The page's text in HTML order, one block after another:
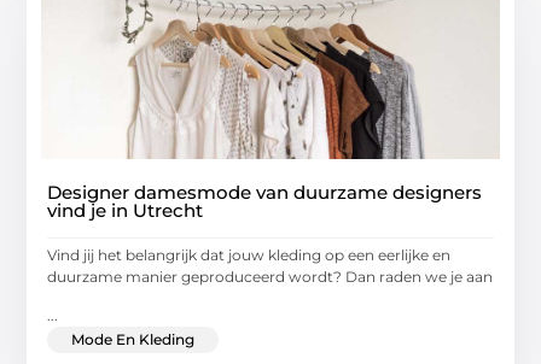
Designer damesmode van duurzame designers
vind je in Utrecht
Vind jij het belangrijk dat jouw kleding op een eerlijke en
duurzame manier geproduceerd wordt? Dan raden we je aan
Mode En Kleding